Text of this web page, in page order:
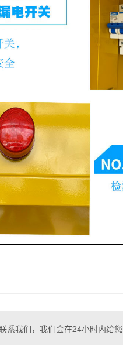
我们，我们会在24小时内给您